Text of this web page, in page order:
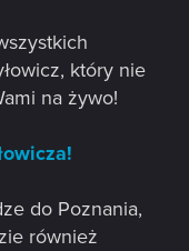
który nie
na żywo!
do Poznania,
również